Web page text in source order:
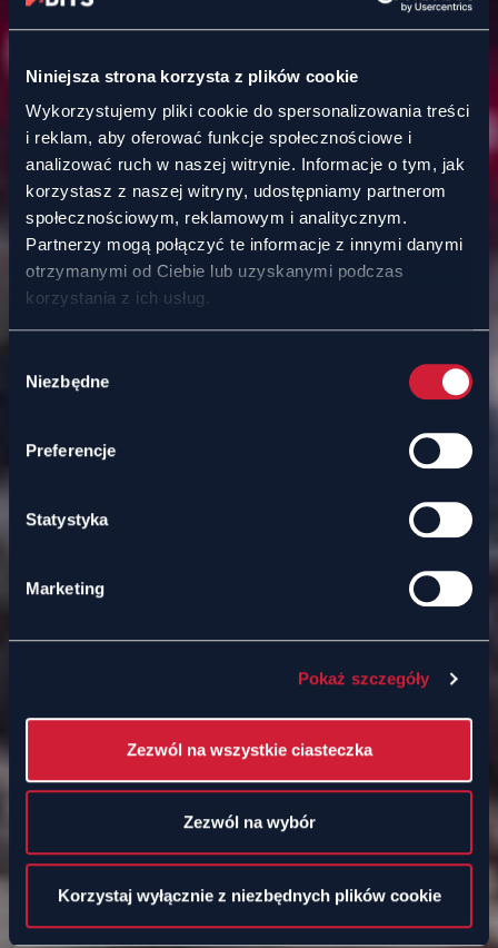
Niniejsza strona korzysta z plików cookie
Wykorzystujemy pliki cookie do spersonalizowania treści
i reklam, aby oferować funkcje społecznościowe i
analizować ruch w naszej witrynie. Informacje o tym, jak
korzystasz z naszej witryny, udostępniamy partnerom
społecznościowym, reklamowym i analitycznym.
Partnerzy mogą połączyć te informacje z innymi danymi
otrzymanymi od Ciebie lub uzyskanymi podczas
korzystania z ich usług.
zgody
Niezbędne
Preferencje
Statystyka
Marketing
Pokaż szczegóły
Zezwól na wszystkie ciasteczka
Zezwól na wybór
Korzystaj wyłącznie z niezbędnych plików cookie